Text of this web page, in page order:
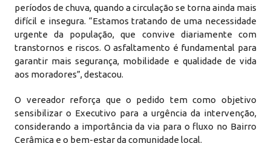
períodos de chuva, quando a circulação se torna ainda mais
difícil e insegura. “Estamos tratando de uma necessidade
urgente da população, que convive diariamente com
transtornos e riscos. O asfaltamento é fundamental para
garantir mais segurança, mobilidade e qualidade de vida
aos moradores”, destacou.
O vereador reforça que o pedido tem como objetivo
sensibilizar o Executivo para a urgência da intervenção,
considerando a importância da via para o fluxo no Bairro
Cerâmica e o bem-estar da comunidade local.